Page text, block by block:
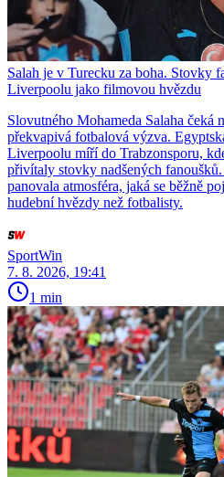
Salah je v Turecku za boha. Stovky
Liverpoolu jako filmovou hvězdu
Slovutného Mohameda Salaha čeká
překvapivá fotbalová výzva.
Liverpoolu míří do Trabzonsporu,
přivítaly stovky nadšených
panovala atmosféra, jaká se běžně
hudební hvězdy než fotbalisty.
SportWin
7. 8. 2026, 19:41
1 min